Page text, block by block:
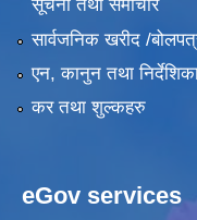
सूचना तथा समाचार
सार्वजनिक खरीद /
एन, कानुन तथा
कर तथा शुल्कहरु
eGov services